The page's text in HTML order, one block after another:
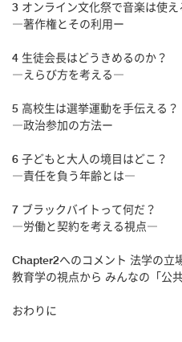
3 オンライン文化祭で音楽は使え
―著作権とその利用ー
4 生徒会長はどうきめるのか？
―えらび方を考える―
5 高校生は選挙運動を手伝える？
―政治参加の方法ー
6 子どもと大人の境目はどこ？
―責任を負う年齢とは―
7 ブラックバイトって何だ？
―労働と契約を考える視点―
Chapter2へのコメント 法学の立
教育学の視点から みんなの「公
おわりに